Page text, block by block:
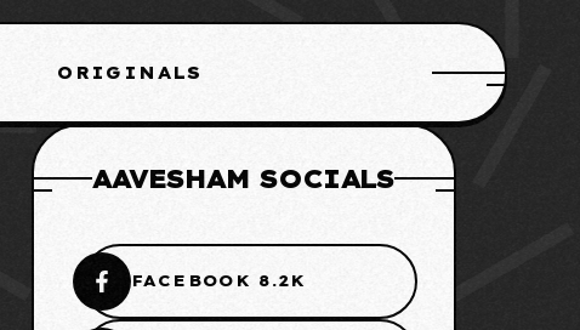
ORIGINALS
AAVESHAM SOCIALS
FACEBOOK 8.2K